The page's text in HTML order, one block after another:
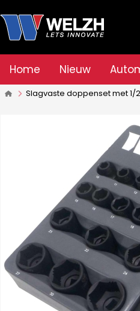
Home Nieuw
Slagvaste doppenset met 1/